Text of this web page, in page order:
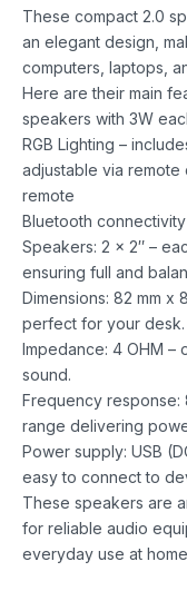
Audio
Jack/Bluetooth
количина
These compact 2.0
an elegant design,
computers, laptops,
Here are their main
speakers with 3W
RGB Lighting –
adjustable via remote
remote
Bluetooth connectivity
Speakers: 2 x 2″ –
ensuring full and
Dimensions: 82 mm x
perfect for your desk.
Impedance: 4 OHM –
sound.
Frequency
range delivering
Power supply: USB
easy to connect to
These speakers are
for reliable audio
everyday use at